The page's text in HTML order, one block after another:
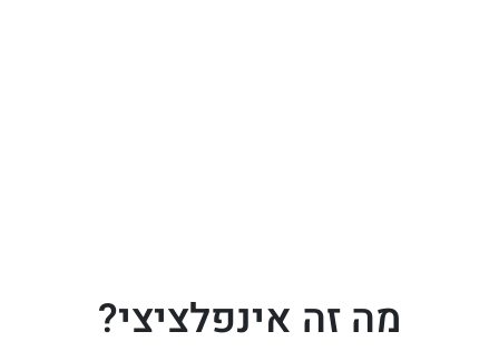
מה זה אינפלציצי?